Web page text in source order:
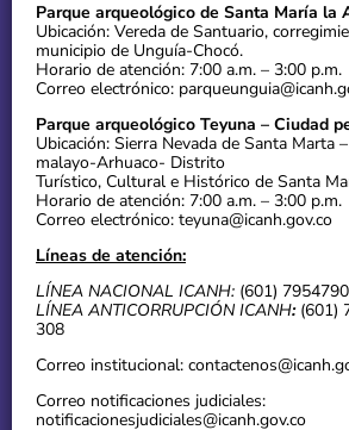
Parque arqueológico de Santa María la
Ubicación: Vereda de Santuario,
municipio de Unguía-Chocó.
Horario de atención: 7:00 a.m. – 3:00 p.m.
Correo electrónico:
Parque arqueológico Teyuna – Ciudad
Ubicación: Sierra Nevada de Santa Marta
malayo-Arhuaco- Distrito
Turístico, Cultural e Histórico de Santa
Horario de atención: 7:00 a.m. – 3:00 p.m.
Correo electrónico: teyuna@icanh.gov.co
Líneas de atención:
LÍNEA NACIONAL ICANH: (601) 7954790
LÍNEA ANTICORRUPCIÓN ICANH: (601)
308
Correo institucional:
Correo notificaciones judiciales:
notificacionesjudiciales@icanh.gov.co